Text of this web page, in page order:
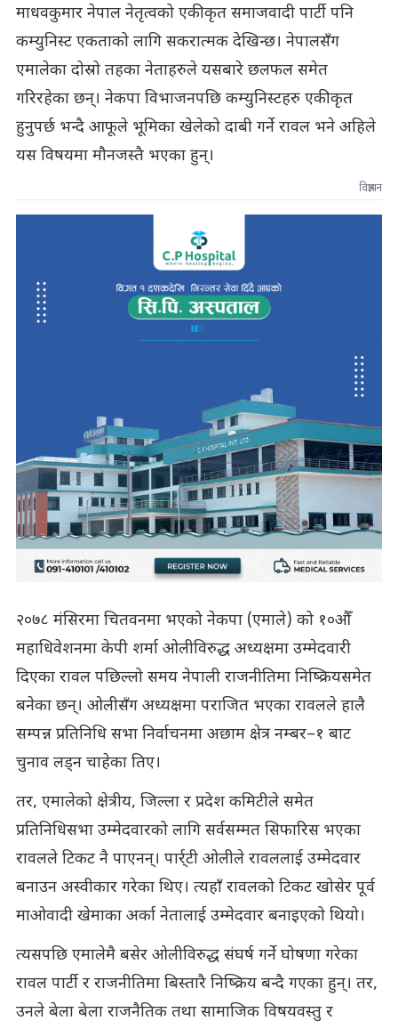
माधवकुमार नेपाल नेतृत्वको एकीकृत समाजवादी पार्टी पनि
कम्युनिस्ट एकताको लागि सकरात्मक देखिन्छ। नेपालसँग
एमालेका दोस्रो तहका नेताहरुले यसबारे छलफल समेत
गरिरहेका छन्। नेकपा विभाजनपछि कम्युनिस्टहरु एकीकृत
हुनुपर्छ भन्दै आफूले भूमिका खेलेको दाबी गर्ने रावल भने अहिले
यस विषयमा मौनजस्तै भएका हुन्।
विज्ञापन
२०७८ मंसिरमा चितवनमा भएको नेकपा (एमाले) को १०औँ
महाधिवेशनमा केपी शर्मा ओलीविरुद्ध अध्यक्षमा उम्मेदवारी
दिएका रावल पछिल्लो समय नेपाली राजनीतिमा निष्क्रियसमेत
बनेका छन्। ओलीसँग अध्यक्षमा पराजित भएका रावलले हालै
सम्पन्न प्रतिनिधि सभा निर्वाचनमा अछाम क्षेत्र नम्बर–१ बाट
चुनाव लड्न चाहेका तिए।
तर, एमालेको क्षेत्रीय, जिल्ला र प्रदेश कमिटीले समेत
प्रतिनिधिसभा उम्मेदवारको लागि सर्वसम्मत सिफारिस भएका
रावलले टिकट नै पाएनन्। पार्र्टी ओलीले रावललाई उम्मेदवार
बनाउन अस्वीकार गरेका थिए। त्यहाँ रावलको टिकट खोसेर पूर्व
माओवादी खेमाका अर्का नेतालाई उम्मेदवार बनाइएको थियो।
त्यसपछि एमालेमै बसेर ओलीविरुद्ध संघर्ष गर्ने घोषणा गरेका
रावल पार्टी र राजनीतिमा बिस्तारै निष्क्रिय बन्दै गएका हुन्। तर,
उनले बेला बेला राजनैतिक तथा सामाजिक विषयवस्तु र